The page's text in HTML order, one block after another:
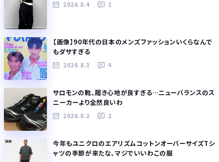
2026.8.4 1
【画像】90年代の日本のメンズファッションいくらなんで
もダサすぎる
2026.8.3 4
サロモンの靴、履き心地が良すぎる…ニューバランスのス
ニーカーより全然良いわ
2026.8.2 2
今年もユニクロのエアリズムコットンオーバーサイズTシ
ャツの季節が来たな、マジでいいわこの服